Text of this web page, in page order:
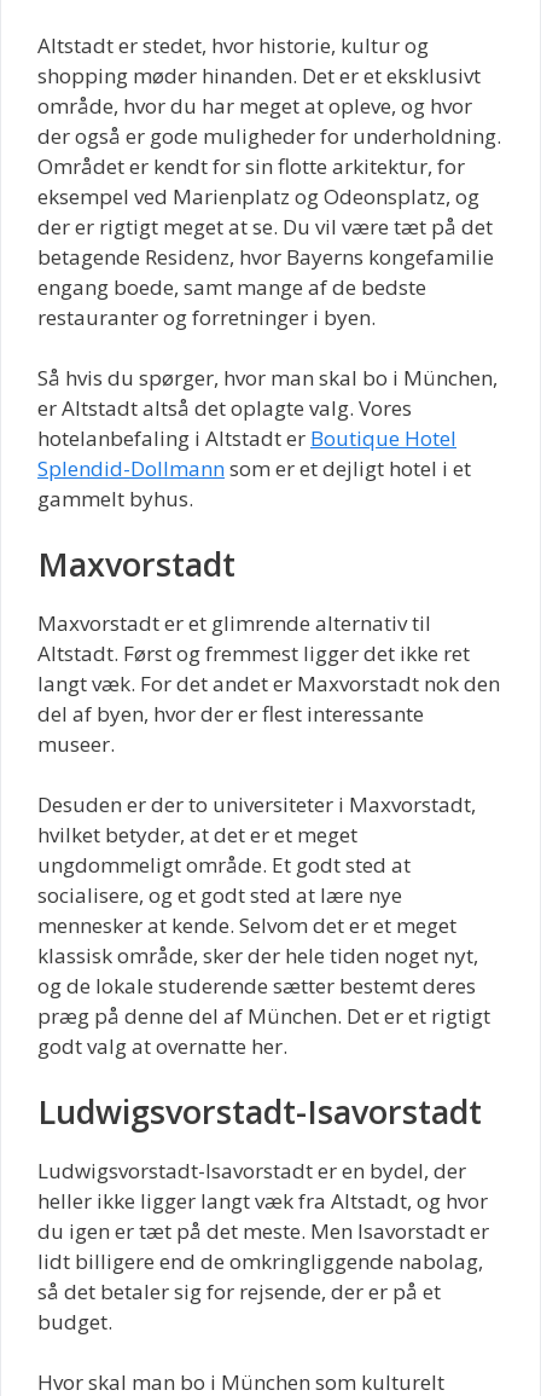
Altstadt er stedet, hvor historie, kultur og
shopping møder hinanden. Det er et eksklusivt
område, hvor du har meget at opleve, og hvor
der også er gode muligheder for underholdning.
Området er kendt for sin flotte arkitektur, for
eksempel ved Marienplatz og Odeonsplatz, og
der er rigtigt meget at se. Du vil være tæt på det
betagende Residenz, hvor Bayerns kongefamilie
engang boede, samt mange af de bedste
restauranter og forretninger i byen.
Så hvis du spørger, hvor man skal bo i München,
er Altstadt altså det oplagte valg. Vores
hotelanbefaling i Altstadt er Boutique Hotel
Splendid-Dollmannsom er et dejligt hotel i et
gammelt byhus.
Maxvorstadt
Maxvorstadt er et glimrende alternativ til
Altstadt. Først og fremmest ligger det ikke ret
langt væk. For det andet er Maxvorstadt nok den
del af byen, hvor der er flest interessante
museer.
Desuden er der to universiteter i Maxvorstadt,
hvilket betyder, at det er et meget
ungdommeligt område. Et godt sted at
socialisere, og et godt sted at lære nye
mennesker at kende. Selvom det er et meget
klassisk område, sker der hele tiden noget nyt,
og de lokale studerende sætter bestemt deres
præg på denne del af München. Det er et rigtigt
godt valg at overnatte her.
Ludwigsvorstadt-Isavorstadt
Ludwigsvorstadt-Isavorstadt er en bydel, der
heller ikke ligger langt væk fra Altstadt, og hvor
du igen er tæt på det meste. Men Isavorstadt er
lidt billigere end de omkringliggende nabolag,
så det betaler sig for rejsende, der er på et
budget.
Hvor skal man bo i München som kulturelt